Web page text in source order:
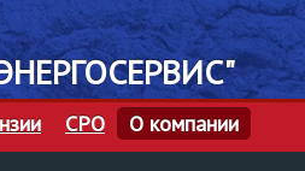
СРО О компании